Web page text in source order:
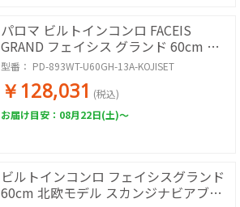
パロマ ビルトインコンロ FACEIS
GRAND フェイシス グランド 60cm シ
ャインシルバー 都市ガス用【日本製】
台数限定!!ラ・クックグランサービス!
【標準工事費込み】 PD-893WT-
U60GH-13A-KOJISET
型番： PD-893WT-U60GH-13A-KOJISET
￥128,031 (税込)
お届け目安：08月22日(土)～
ビルトインコンロ フェイシスグランド
60cm 北欧モデル スカンジナビアブル